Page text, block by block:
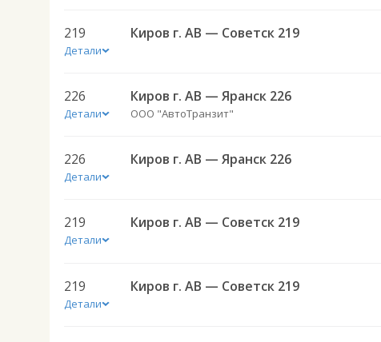
219
Детали
Киров г. АВ — Советск 219
226
Детали
Киров г. АВ — Яранск 226
ООО "АвтоТранзит"
226
Детали
Киров г. АВ — Яранск 226
219
Детали
Киров г. АВ — Советск 219
219
Детали
Киров г. АВ — Советск 219